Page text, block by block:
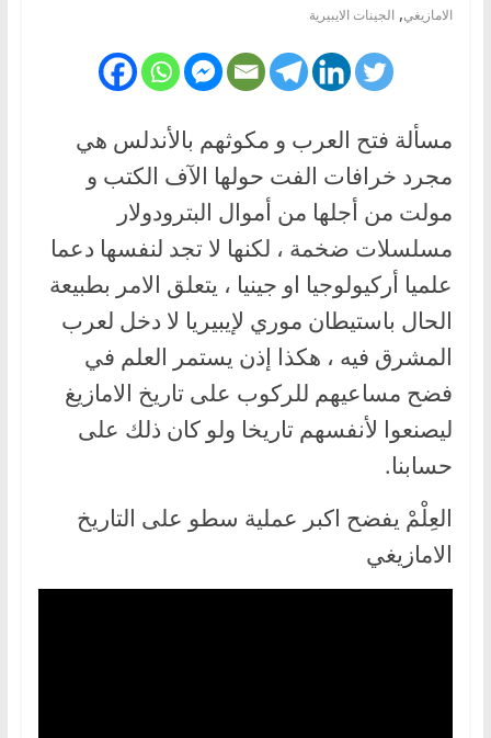
الامازيغي, الجينات الايبيرية
مسألة فتح العرب و مكوثهم بالأندلس هي
مجرد خرافات الفت حولها الآف الكتب و
مولت من أجلها من أموال البترودولار
مسلسلات ضخمة ، لكنها لا تجد لنفسها دعما
علميا أركيولوجيا او جينيا ، يتعلق الامر بطبيعة
الحال باستيطان موري لإيبيريا لا دخل لعرب
المشرق فيه ، هكذا إذن يستمر العلم في
فضح مساعيهم للركوب على تاريخ الامازيغ
ليصنعوا لأنفسهم تاريخا ولو كان ذلك على
حسابنا.
العِلْمْ يفضح اكبر عملية سطو على التاريخ
الامازيغي